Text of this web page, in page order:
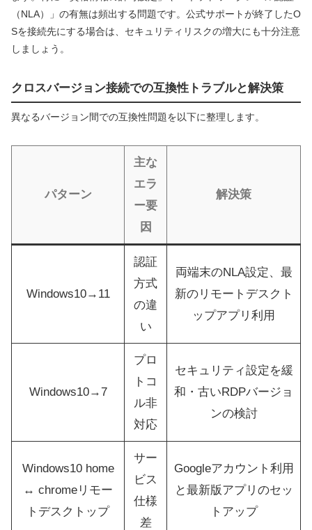
（NLA）」の有無は頻出する問題です。公式サポートが終了したO
Sを接続先にする場合は、セキュリティリスクの増大にも十分注意
しましょう。
クロスバージョン接続での互換性トラブルと解決策
異なるバージョン間での互換性問題を以下に整理します。
パターン
主な
エラ
ー要
因
解決策
Windows10→11
認証
方式
の違
い
両端末のNLA設定、最
新のリモートデスクト
ップアプリ利用
Windows10→7
プロ
トコ
ル非
対応
セキュリティ設定を緩
和・古いRDPバージョ
ンの検討
Windows10 home
↔ chromeリモー
トデスクトップ
サー
ビス
仕様
差
Googleアカウント利用
と最新版アプリのセッ
トアップ